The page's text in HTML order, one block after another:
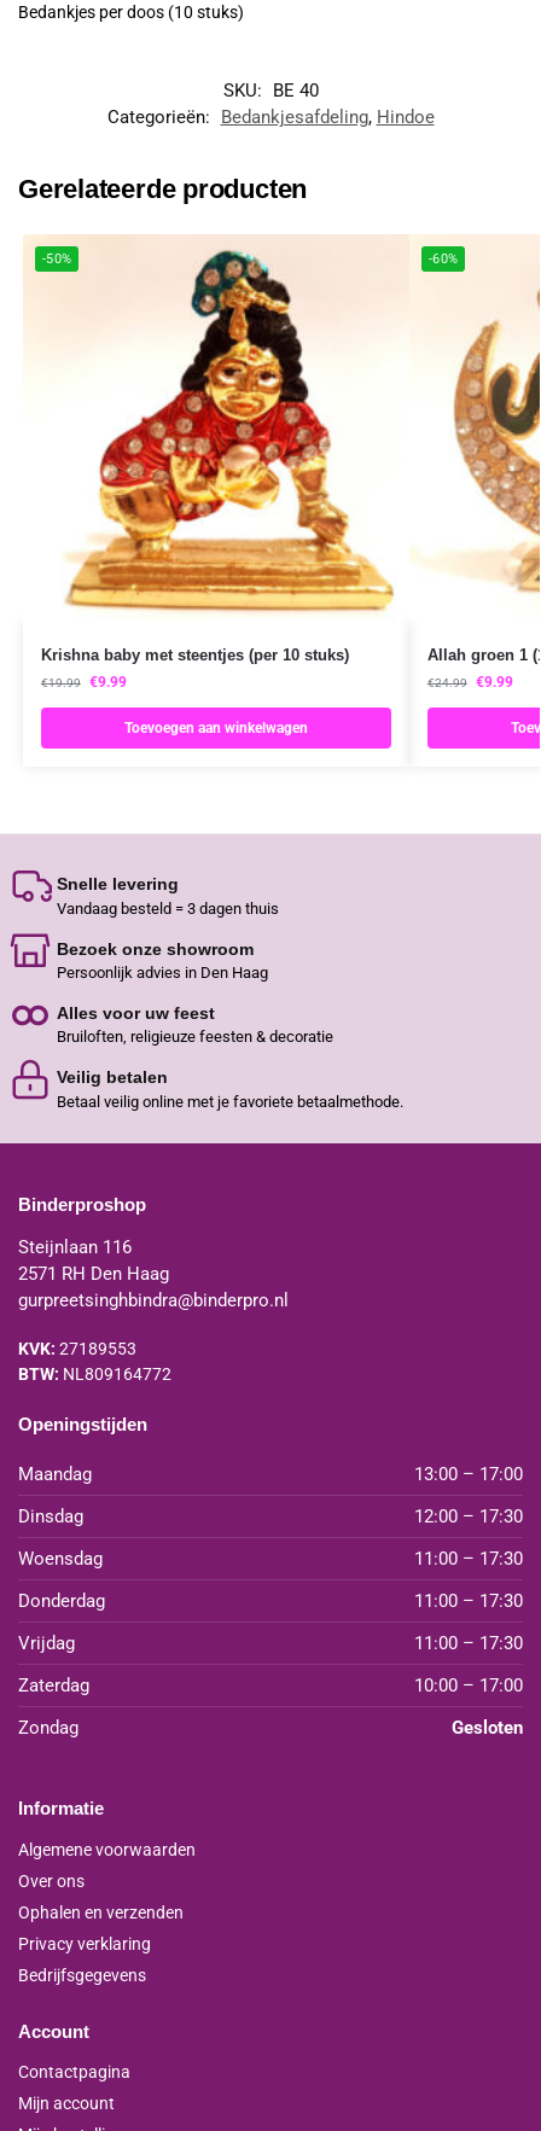
Bedankjes per doos (10 stuks)
SKU:
BE 40
Categorieën:
Bedankjesafdeling, Hindoe
Gerelateerde producten
-50%
Krishna baby met steentjes (per 10 stuks)
€19.99 €9.99
Toevoegen aan winkelwagen
-60%
Allah groen 1
€24.99 €9.99
Snelle levering
Vandaag besteld = 3 dagen thuis
Bezoek onze showroom
Persoonlijk advies in Den Haag
Alles voor uw feest
Bruiloften, religieuze feesten & decoratie
Veilig betalen
Betaal veilig online met je favoriete betaalmethode.
Binderproshop
Steijnlaan 116
2571 RH Den Haag
gurpreetsinghbindra@binderpro.nl
KVK: 27189553
BTW: NL809164772
Openingstijden
Maandag
13:00 – 17:00
Dinsdag
12:00 – 17:30
Woensdag
11:00 – 17:30
Donderdag
11:00 – 17:30
Vrijdag
11:00 – 17:30
Zaterdag
10:00 – 17:00
Zondag
Gesloten
Informatie
Algemene voorwaarden
Over ons
Ophalen en verzenden
Privacy verklaring
Bedrijfsgegevens
Account
Contactpagina
Mijn account